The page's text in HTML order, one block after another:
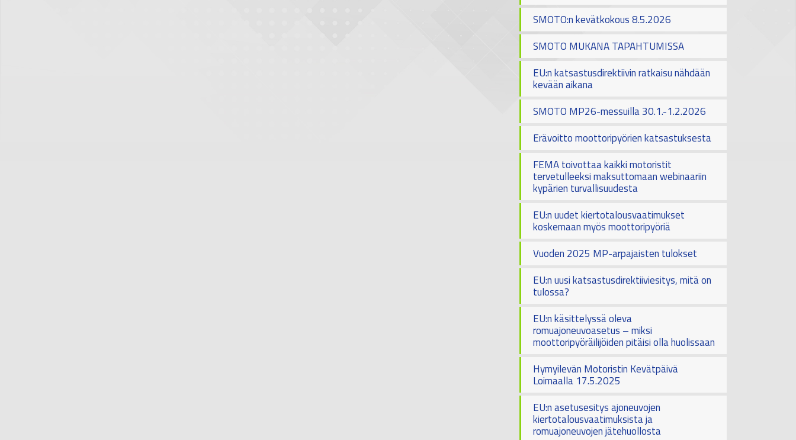
SMOTO:n kevätkokous 8.5.2026
SMOTO MUKANA TAPAHTUMISSA
EU:n katsastusdirektiivin ratkaisu nähdään
kevään aikana
SMOTO MP26-messuilla 30.1.-1.2.2026
Erävoitto moottoripyörien katsastuksesta
FEMA toivottaa kaikki motoristit
tervetulleeksi maksuttomaan webinaariin
kypärien turvallisuudesta
EU:n uudet kiertotalousvaatimukset
koskemaan myös moottoripyöriä
Vuoden 2025 MP-arpajaisten tulokset
EU:n uusi katsastusdirektiiviesitys, mitä on
tulossa?
EU:n käsittelyssä oleva
romuajoneuvoasetus – miksi
moottoripyöräilijöiden pitäisi olla huolissaan
Hymyilevän Motoristin Kevätpäivä
Loimaalla 17.5.2025
EU:n asetusesitys ajoneuvojen
kiertotalousvaatimuksista ja
romuajoneuvojen jätehuollosta